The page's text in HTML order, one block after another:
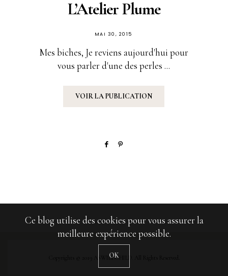
L’Atelier Plume
PUBLIÉ
MAI 30, 2015
Mes biches, Je reviens aujourd'hui pour
vous parler d'une des perles ...
VOIR LA PUBLICATION
Copyrights © 2019 ASWILDCHILD. All Rights Reserved.
Ce blog utilise des cookies pour vous assurer la
meilleure expérience possible.
OK